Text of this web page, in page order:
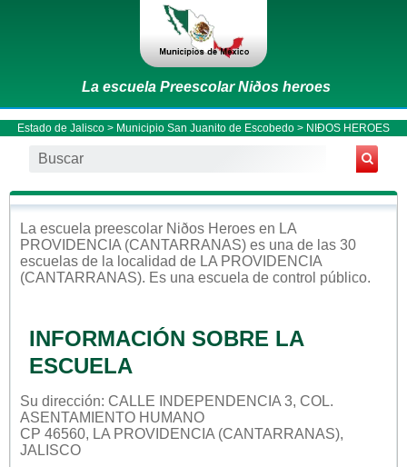
La escuela Preescolar Niðos heroes
Estado de Jalisco > Municipio San Juanito de Escobedo > NIÐOS HEROES
La escuela preescolar Niðos Heroes en LA
PROVIDENCIA (CANTARRANAS) es una de las 30
escuelas de la localidad de LA PROVIDENCIA
(CANTARRANAS). Es una escuela de control público.
INFORMACIÓN SOBRE LA
ESCUELA
Su dirección: CALLE INDEPENDENCIA 3, COL.
ASENTAMIENTO HUMANO
CP 46560, LA PROVIDENCIA (CANTARRANAS),
JALISCO